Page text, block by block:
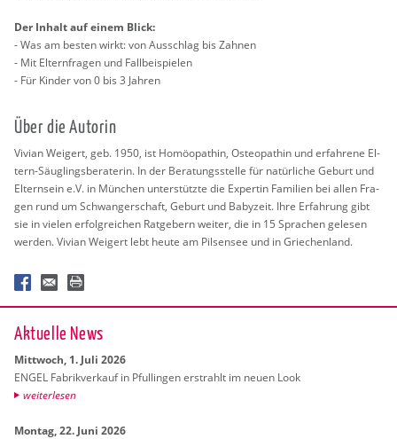
Der In­halt auf einem Blick:
- Was am bes­ten wirkt: von Aus­schlag bis Zah­nen
- Mit El­tern­fra­gen und Fall­bei­spie­len
- Für Kin­der von 0 bis 3 Jah­ren
Über die Au­to­rin
Vi­vi­an Wei­gert, geb. 1950, ist Ho­möo­path­in, Os­teo­path­in und er­fah­re­ne El­
tern-Säug­lings­be­ra­te­rin. In der Be­ra­tungs­stel­le für na­tür­li­che Ge­burt und
El­tern­sein e.V. in Mün­chen un­ter­stütz­te die Ex­per­tin Fa­mi­li­en bei allen Fra­
gen rund um Schwan­ger­schaft, Ge­burt und Ba­by­zeit. Ihre Er­fah­rung gibt
sie in vie­len er­folg­rei­chen Rat­ge­bern wei­ter, die in 15 Spra­chen ge­le­sen
wer­den. Vi­vi­an Wei­gert lebt heute am Pil­sen­see und in Grie­chen­land.
Ak­tu­el­le News
Mitt­woch, 1. Juli 2026
ENGEL Fa­brik­ver­kauf in Pful­lin­gen er­strahlt im neuen Look
wei­ter­le­sen
Mon­tag, 22. Juni 2026